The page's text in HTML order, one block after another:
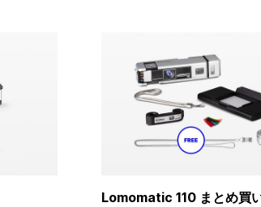
Lomomatic 110 まとめ買